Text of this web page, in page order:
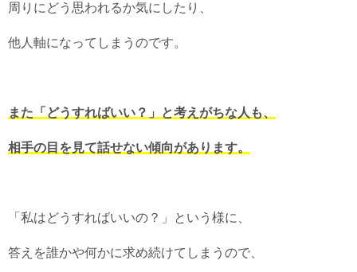
周りにどう思われるか気にしたり、
他人軸になってしまうのです。
また「どうすればいい？」と考えがちな人も、
相手の目を見て話せない傾向があります。
「私はどうすればいいの？」という様に、
答えを誰かや何かに求め続けてしまうので、